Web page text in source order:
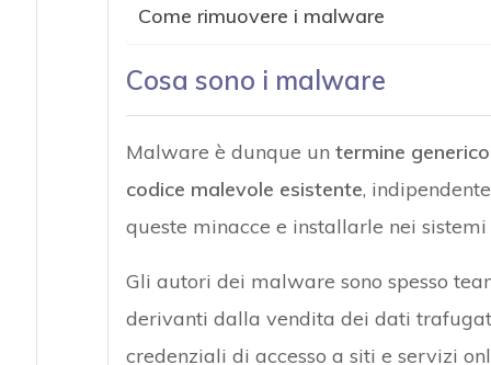
Come rimuovere i malware
Cosa sono i malware
Malware è dunque un termine
codice malevole esistente,
queste minacce e installarle nei
Gli autori dei malware sono spesso
derivanti dalla vendita dei dati
credenziali di accesso a siti e servizi